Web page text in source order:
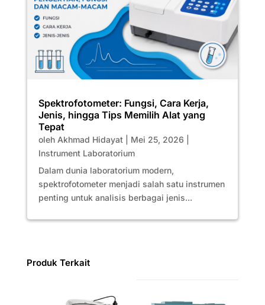
Spektrofotometer: Fungsi, Cara Kerja,
Jenis, hingga Tips Memilih Alat yang
Tepat
oleh Akhmad Hidayat| Mei 25, 2026
Instrument Laboratorium
Dalam dunia laboratorium modern,
spektrofotometer menjadi salah satu instrumen
penting untuk analisis berbagai jenis...
Produk Terkait